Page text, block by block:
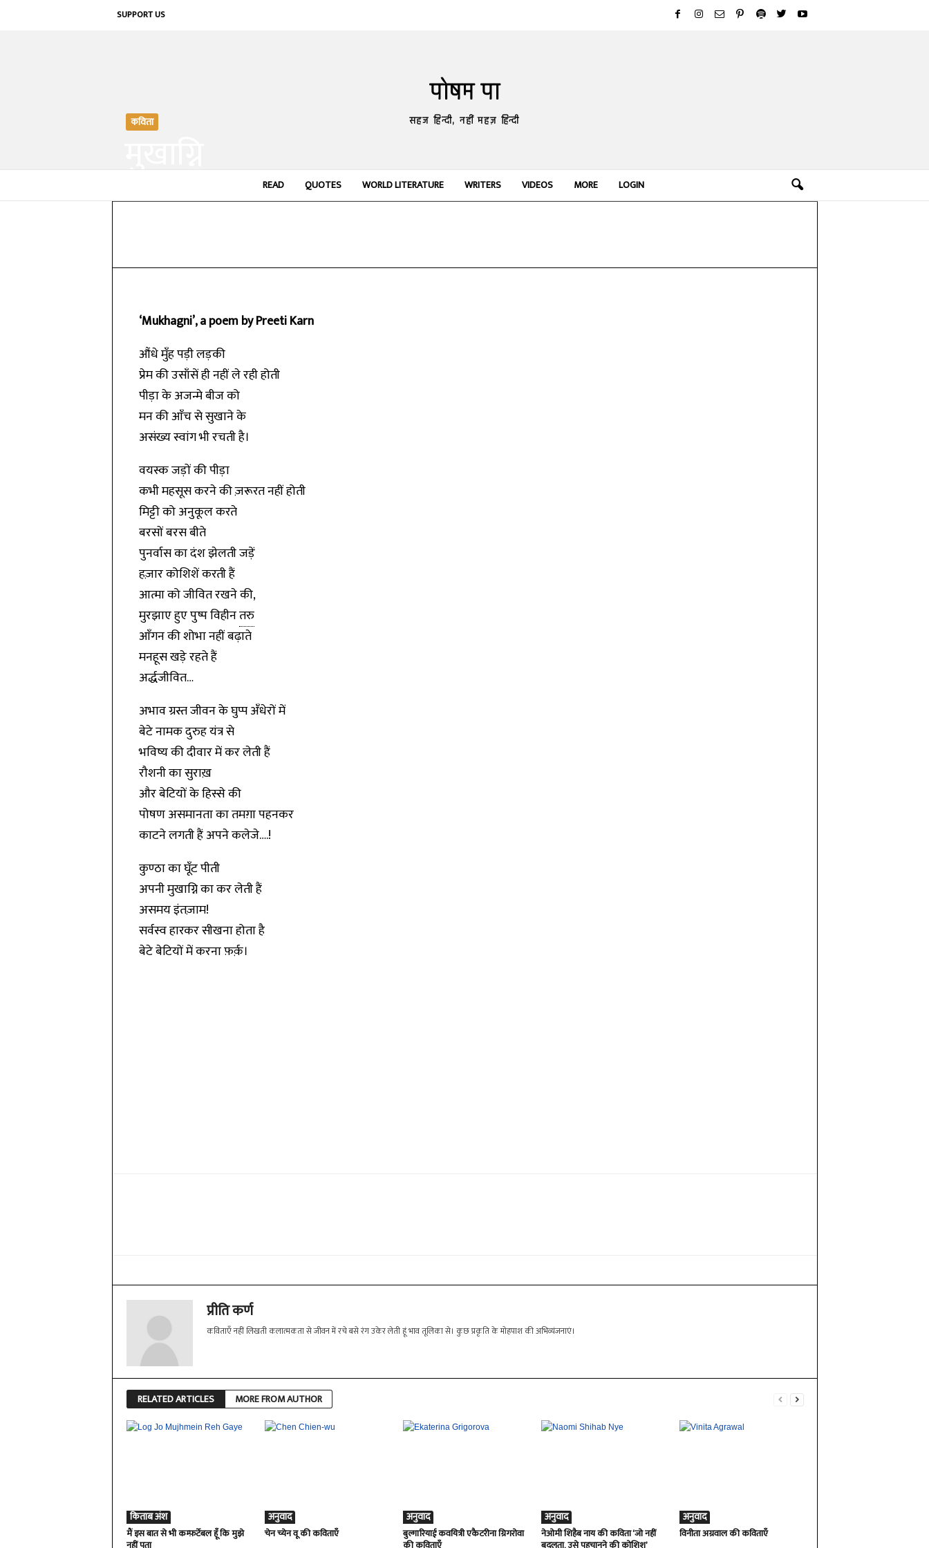
SUPPORT US
पोषम पा
सहज हिन्दी, नहीं महज़ हिन्दी
READ QUOTES WORLD LITERATURE WRITERS VIDEOS MORE LOGIN
कविता
मुखाग्नि
‘Mukhagni’, a poem by Preeti Karn
औंधे मुँह पड़ी लड़की
प्रेम की उसाँसें ही नहीं ले रही होती
पीड़ा के अजन्मे बीज को
मन की आँच से सुखाने के
असंख्य स्वांग भी रचती है।
वयस्क जड़ों की पीड़ा
कभी महसूस करने की ज़रूरत नहीं होती
मिट्टी को अनुकूल करते
बरसों बरस बीते
पुनर्वास का दंश झेलती जड़ें
हज़ार कोशिशें करती हैं
आत्मा को जीवित रखने की,
मुरझाए हुए पुष्प विहीनतरु
आँगन की शोभा नहीं बढ़ाते
मनहूस खड़े रहते हैं
अर्द्धजीवित…
अभाव ग्रस्त जीवन के घुप्प अँधेरों में
बेटे नामक दुरुह यंत्र से
भविष्य की दीवार में कर लेती हैं
रौशनी का सुराख़
और बेटियों के हिस्से की
पोषण असमानता का तमग़ा पहनकर
काटने लगती हैं अपने कलेजे….!
कुण्ठा का घूँट पीती
अपनी मुखाग्नि का कर लेती हैं
असमय इंतज़ाम!
सर्वस्व हारकर सीखना होता है
बेटे बेटियों में करना फ़र्क़।
प्रीति कर्ण
कविताएँ नहीं लिखती कलात्मकता से जीवन में रचे बसे रंग उकेर लेती हूं भाव तूलिका से। कुछ प्रकृति के मोहपाश की अभिव्यंजनाएं।
RELATED ARTICLES MORE FROM AUTHOR
किताब अंश
मैं इस बात से भी कम्फ़र्टेबल हूँ कि मुझे
अनुवाद
चेन च्येन वू की कविताएँ
अनुवाद
बुल्गारियाई कवयित्री एकैटरीना ग्रिगरोवा
अनुवाद
नेओमी शिहैब नाय की कविता ‘जो नहीं
अनुवाद
विनीता अग्रवाल की कविताएँ